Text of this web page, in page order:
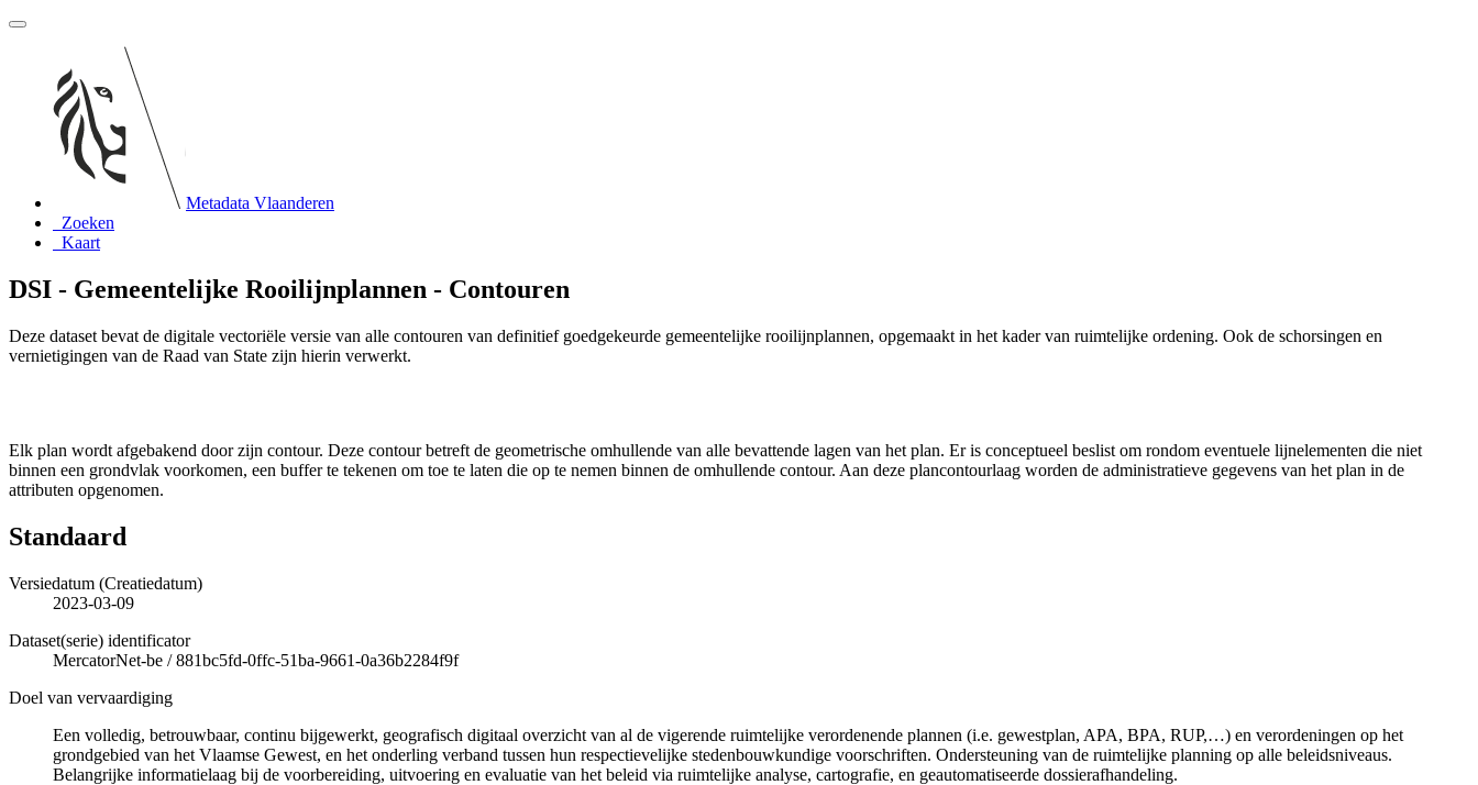
Metadata Vlaanderen
Zoeken
Kaart
DSI - Gemeentelijke Rooilijnplannen - Contouren
Deze dataset bevat de digitale vectoriële versie van alle contouren van definitief goedgekeurde gemeentelijke rooilijnplannen, opgemaakt in het kader van ruimtelijke ordening. Ook de schorsingen en
vernietigingen van de Raad van State zijn hierin verwerkt.
Elk plan wordt afgebakend door zijn contour. Deze contour betreft de geometrische omhullende van alle bevattende lagen van het plan. Er is conceptueel beslist om rondom eventuele lijnelementen die niet
binnen een grondvlak voorkomen, een buffer te tekenen om toe te laten die op te nemen binnen de omhullende contour. Aan deze plancontourlaag worden de administratieve gegevens van het plan in de
attributen opgenomen.
Standaard
Versiedatum (Creatiedatum)
2023-03-09
Dataset(serie) identificator
MercatorNet-be /881bc5fd-0ffc-51ba-9661-0a36b2284f9f
Doel van vervaardiging
Een volledig, betrouwbaar, continu bijgewerkt, geografisch digitaal overzicht van al de vigerende ruimtelijke verordenende plannen (i.e. gewestplan, APA, BPA, RUP,…) en verordeningen op het
grondgebied van het Vlaamse Gewest, en het onderling verband tussen hun respectievelijke stedenbouwkundige voorschriften. Ondersteuning van de ruimtelijke planning op alle beleidsniveaus.
Belangrijke informatielaag bij de voorbereiding, uitvoering en evaluatie van het beleid via ruimtelijke analyse, cartografie, en geautomatiseerde dossierafhandeling.